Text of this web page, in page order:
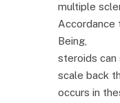
multiple
Being,
steroids can
scale back
occurs in